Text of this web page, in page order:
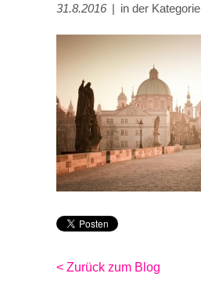
31.8.2016 | in der Kategorie
< Zurück zum Blog